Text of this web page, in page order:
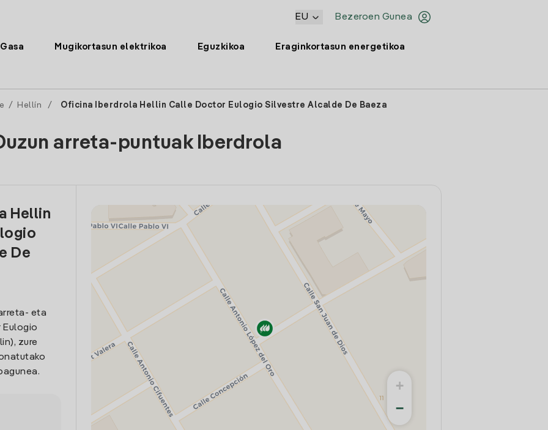
Bezeroen Gunea
EU
Gasa Mugikortasun elektrikoa Eguzkikoa Eraginkortasun energetikoa
/ Hellín / Oficina Iberdrola Hellin Calle Doctor Eulogio Silvestre Alcalde De Baeza
arreta-puntuak Iberdrola
Hellin
De
eta
zure
+
−